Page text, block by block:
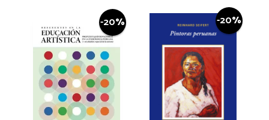
-20% -20%